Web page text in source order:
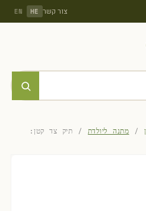
צור קשר HE
EN
/ מתנה ליולדת / תיק צד קטן: